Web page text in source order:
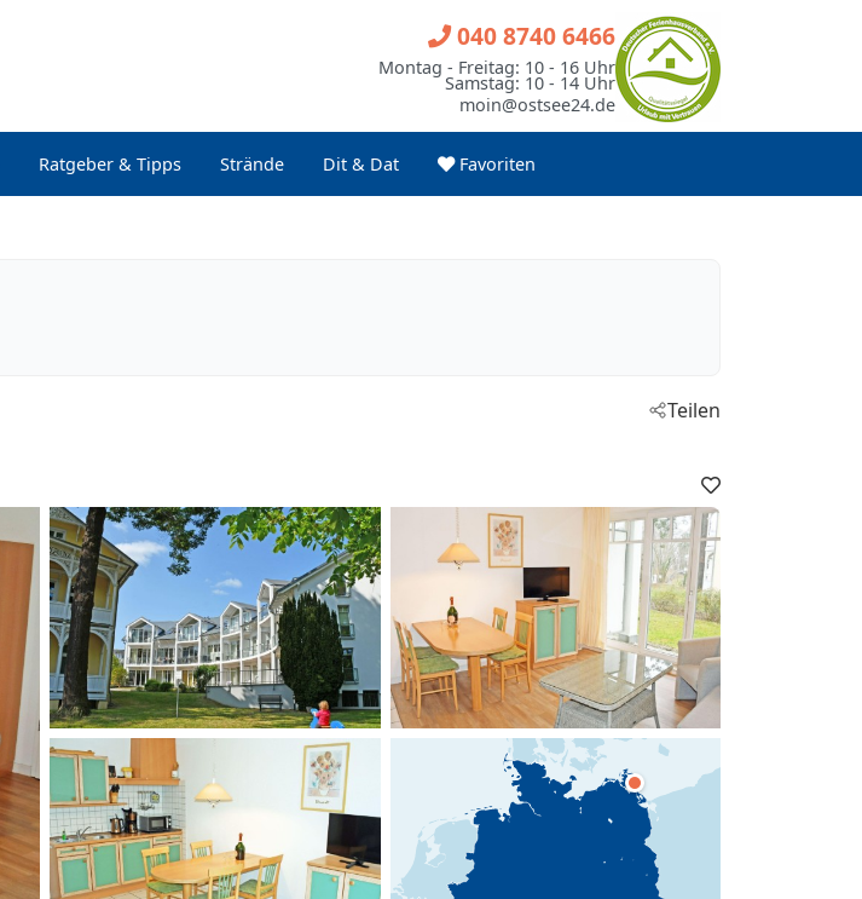
Ratgeber & Tipps Strände Dit & Dat Favoriten
040 8740 6466
Montag - Freitag: 10 - 16 Uhr
Samstag: 10 - 14 Uhr
moin@ostsee24.de
Teilen